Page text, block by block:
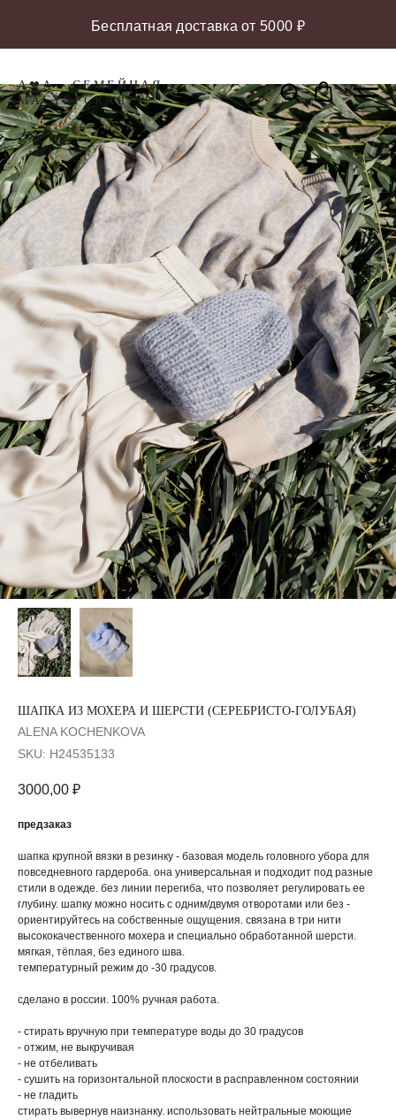
Бесплатная доставка от 5000 ₽
A❤A - СЕМЕЙНАЯ
МАCТЕРСКАЯ
ШАПКА ИЗ МОХЕРА И ШЕРСТИ (СЕРЕБРИСТО-ГОЛУБАЯ)
ALENA KOCHENKOVA
SKU: H24535133
3000,00 ₽
предзаказ
шапка крупной вязки в резинку - базовая модель головного убора для
повседневного гардероба. она универсальная и подходит под разные
стили в одежде. без линии перегиба, что позволяет регулировать ее
глубину. шапку можно носить с одним/двумя отворотами или без -
ориентируйтесь на собственные ощущения. связана в три нити
высококачественного мохера и специально обработанной шерсти.
мягкая, тёплая, без единого шва.
температурный режим до -30 градусов.
сделано в россии. 100% ручная работа.
- стирать вручную при температуре воды до 30 градусов
- отжим, не выкручивая
- не отбеливать
- сушить на горизонтальной плоскости в расправленном состоянии
- не гладить
стирать вывернув наизнанку. использовать нейтральные моющие